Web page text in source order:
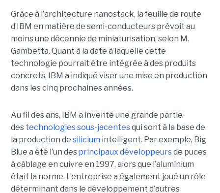
Grâce à l’architecture nanostack, la feuille de route
d’IBM en matière de semi-conducteurs prévoit au
moins une décennie de miniaturisation, selon M.
Gambetta. Quant à la date à laquelle cette
technologie pourrait être intégrée à des produits
concrets, IBM a indiqué viser une mise en production
dans les cinq prochaines années.
Au fil des ans, IBM a inventé une grande partie
des technologies sous-jacentesqui sont à la base de
la production de silicium intelligent. Par exemple, Big
Blue a été l’un des principaux développeursde puces
à câblage en cuivre en 1997, alors que l’aluminium
était la norme. L’entreprise a également joué un rôle
déterminant dans le développement d’autres